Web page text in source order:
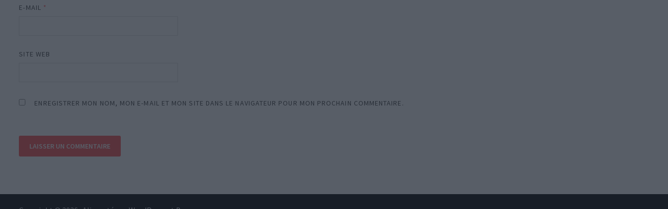
E-MAIL *
SITE WEB
ENREGISTRER MON NOM, MON E-MAIL ET MON SITE DANS LE NAVIGATEUR POUR MON PROCHAIN COMMENTAIRE.